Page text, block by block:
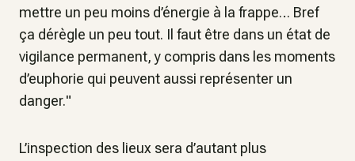
mettre un peu moins d’énergie à la frappe… Bref
ça dérègle un peu tout. Il faut être dans un état de
vigilance permanent, y compris dans les moments
d’euphorie qui peuvent aussi représenter un
danger."
L’inspection des lieux sera d’autant plus